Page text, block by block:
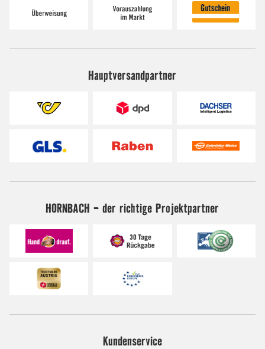
Hauptversandpartner
HORNBACH - der richtige Projektpartner
Kundenservice